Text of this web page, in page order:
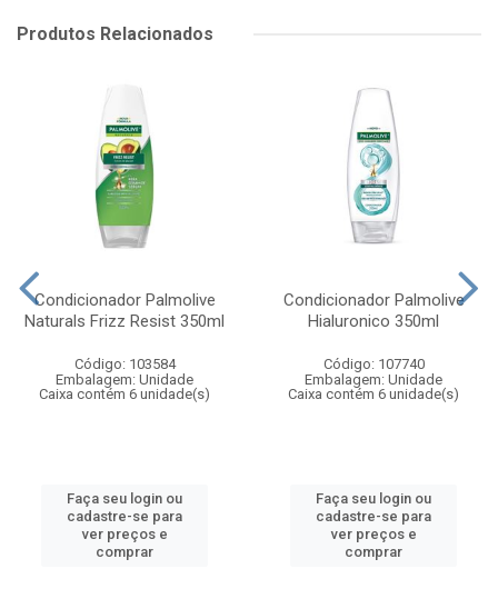
Produtos Relacionados
Condicionador Palmolive
Naturals Frizz Resist 350ml
Código: 103584
Embalagem: Unidade
Caixa contém 6 unidade(s)
Faça seu login ou
cadastre-se para
ver preços e
comprar
Condicionador Palmolive
Hialuronico 350ml
Código: 107740
Embalagem: Unidade
Caixa contém 6 unidade(s)
Faça seu login ou
cadastre-se para
ver preços e
comprar